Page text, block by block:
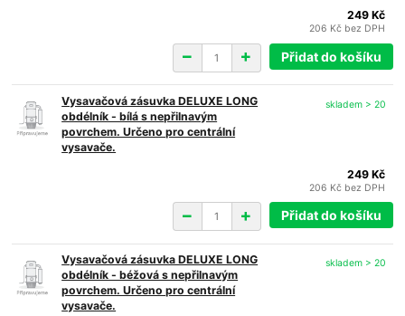
249 Kč
206 Kč bez DPH
Přidat do košíku
Vysavačová zásuvka DELUXE LONG
obdélník - bílá s nepřilnavým
povrchem. Určeno pro centrální
vysavače.
249 Kč
206 Kč bez DPH
skladem > 20
Přidat do košíku
Vysavačová zásuvka DELUXE LONG
obdélník - béžová s nepřilnavým
povrchem. Určeno pro centrální
vysavače.
skladem > 20